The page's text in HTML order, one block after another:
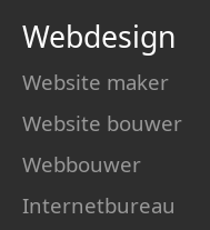
Webdesign
Website maker
Website bouwer
Webbouwer
Internetbureau